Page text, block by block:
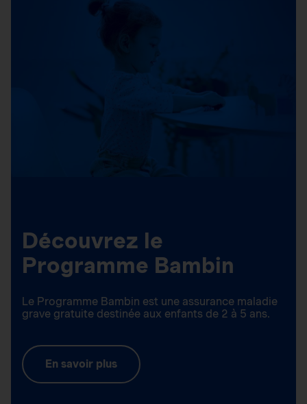
Découvrez le
Programme Bambin
Le Programme Bambin est une assurance maladie
grave gratuite destinée aux enfants de 2 à 5 ans.
En savoir plus